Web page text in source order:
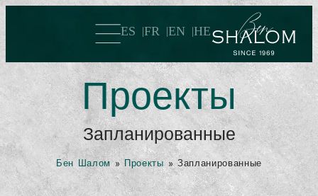
ES FR EN HE
Бен Шалом»Проекты»Запланированные
Проекты
Запланированные